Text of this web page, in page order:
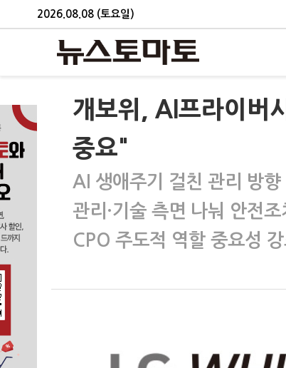
2026.08.08 (토요일)
개보위, AI프라이버
중요"
AI 생애주기 걸친 관리 방향
관리·기술 측면 나눠 안전조
CPO 주도적 역할 중요성